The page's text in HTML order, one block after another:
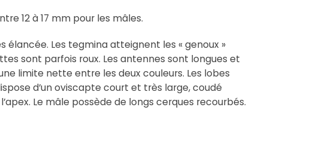
12 à 17 mm pour les mâles.
élancée. Les tegmina atteignent les « genoux »
sont parfois roux. Les antennes sont longues et
limite nette entre les deux couleurs. Les lobes
d’un oviscapte court et très large, coudé
Le mâle possède de longs cerques recourbés.